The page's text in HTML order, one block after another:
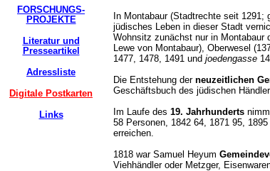
FORSCHUNGS-
PROJEKTE
Literatur und
Presseartikel
Adressliste
Digitale Postkarten
Links
In Montabaur (Stadtrechte seit
jüdisches Leben in dieser Stadt
Wohnsitz zunächst nur in Montabaur
Lewe von Montabaur), Oberwesel
1477, 1478, 1491 und joedengasse
Die Entstehung der neuzeitlichen
Geschäftsbuch des jüdischen
Im Laufe des 19. Jahrhunderts
58 Personen, 1842 64, 1871 95,
erreichen.
1818 war Samuel Heyum
Viehhändler oder Metzger,